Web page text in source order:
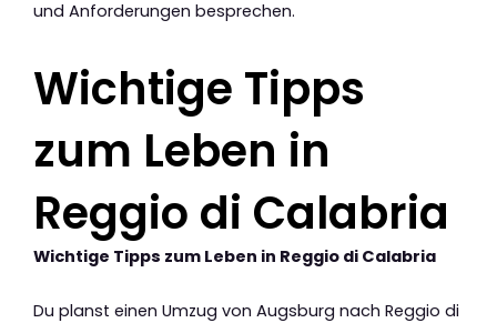
und Anforderungen besprechen.
Wichtige Tipps
zum Leben in
Reggio di Calabria
Wichtige Tipps zum Leben in Reggio di Calabria
Du planst einen Umzug von Augsburg nach Reggio di